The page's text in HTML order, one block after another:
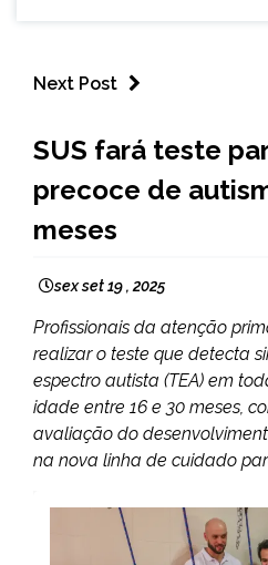
Next Post
NOTÍCIAS
SUS fará teste
precoce de
meses
sex set 19 , 2025
Profissionais da atenção
realizar o teste que detecta
espectro autista (TEA) em
idade entre 16 e 30 meses,
avaliação do
na nova linha de cuidado